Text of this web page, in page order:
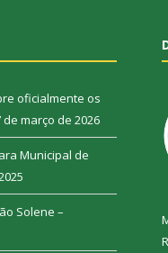
oficialmente os
de março de 2026
Municipal de
Solene –